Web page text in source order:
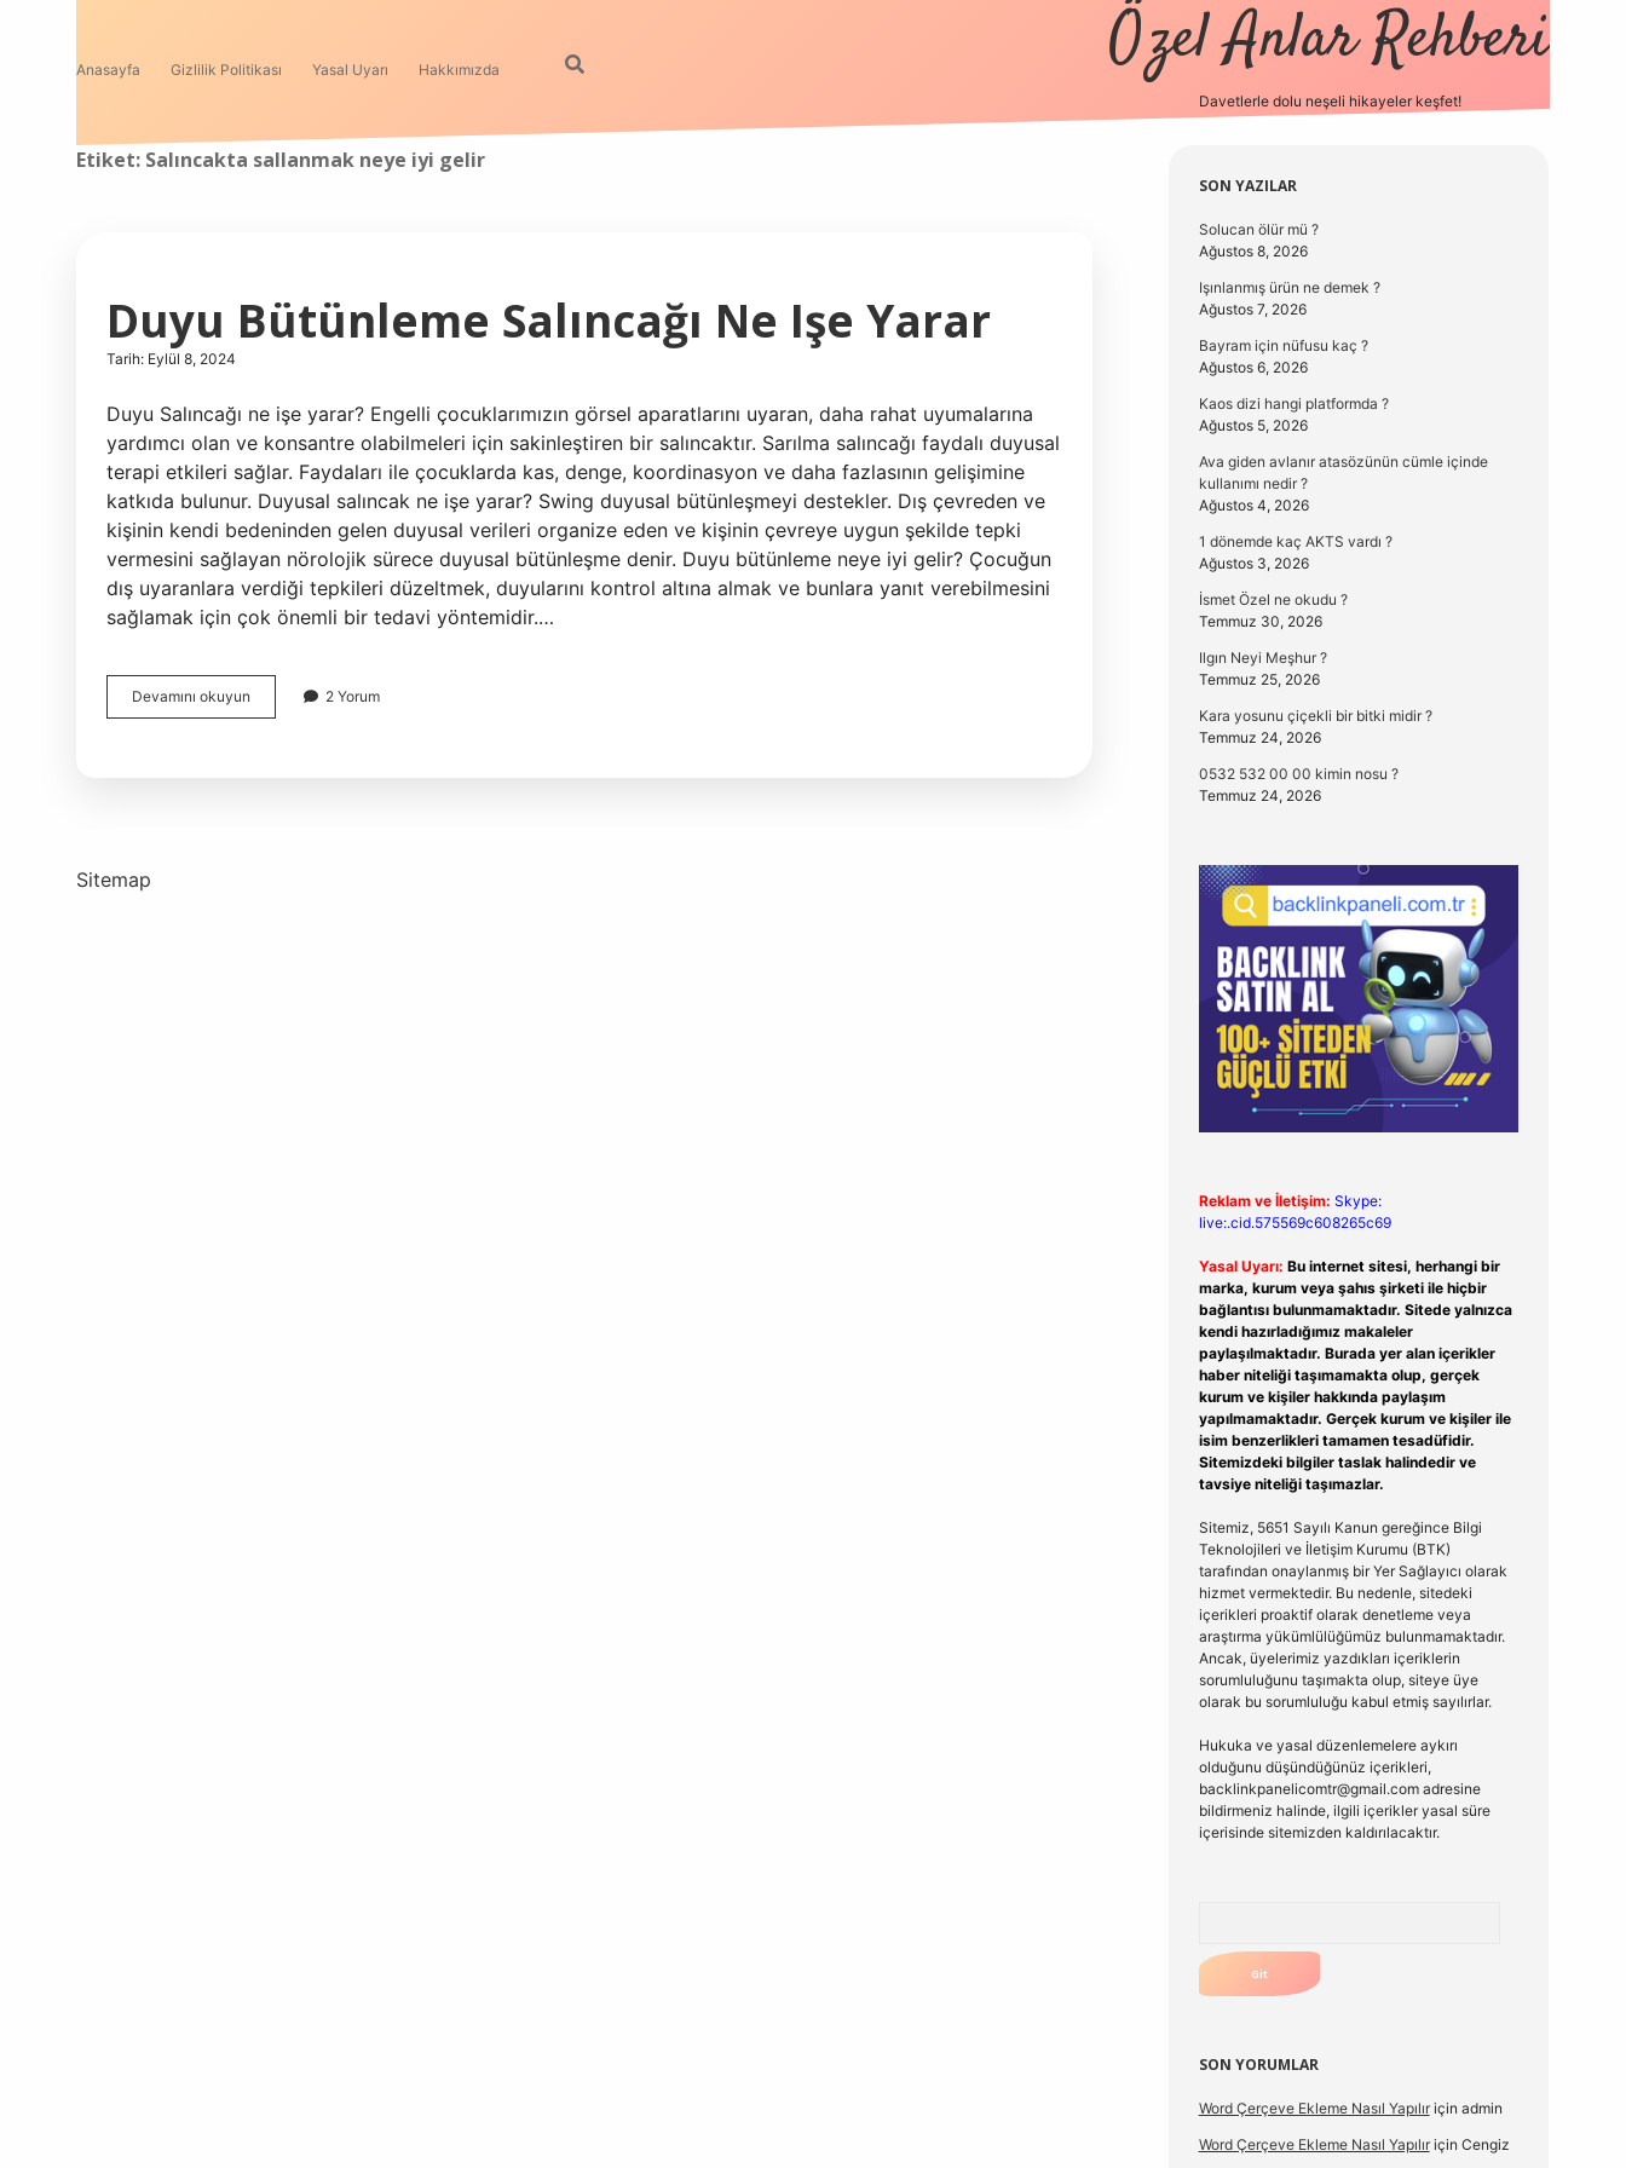
Anasayfa Gizlilik Politikası Yasal Uyarı Hakkımızda Özel Anlar Rehberi
Davetlerle dolu neşeli hikayeler keşfet!
Etiket: Salıncakta sallanmak neye iyi gelir
Duyu Bütünleme Salıncağı Ne Işe Yarar
Tarih: Eylül 8, 2024
Duyu Salıncağı ne işe yarar? Engelli çocuklarımızın görsel aparatlarını uyaran, daha rahat uyumalarına
yardımcı olan ve konsantre olabilmeleri için sakinleştiren bir salıncaktır. Sarılma salıncağı faydalı duyusal
terapi etkileri sağlar. Faydaları ile çocuklarda kas, denge, koordinasyon ve daha fazlasının gelişimine
katkıda bulunur. Duyusal salıncak ne işe yarar? Swing duyusal bütünleşmeyi destekler. Dış çevreden ve
kişinin kendi bedeninden gelen duyusal verileri organize eden ve kişinin çevreye uygun şekilde tepki
vermesini sağlayan nörolojik sürece duyusal bütünleşme denir. Duyu bütünleme neye iyi gelir? Çocuğun
dış uyaranlara verdiği tepkileri düzeltmek, duyularını kontrol altına almak ve bunlara yanıt verebilmesini
sağlamak için çok önemli bir tedavi yöntemidir.…
Devamını okuyun
Bütünleme
2 Yorum
Sitemap
Sidebar
SON YAZILAR
Solucan ölür mü ?
Ağustos 8, 2026
Işınlanmış ürün ne demek ?
Ağustos 7, 2026
Bayram için nüfusu kaç ?
Ağustos 6, 2026
Kaos dizi hangi platformda ?
Ağustos 5, 2026
Ava giden avlanır atasözünün cümle içinde
kullanımı nedir ?
Ağustos 4, 2026
1 dönemde kaç AKTS vardı ?
Ağustos 3, 2026
İsmet Özel ne okudu ?
Temmuz 30, 2026
Ilgın Neyi Meşhur ?
Temmuz 25, 2026
Kara yosunu çiçekli bir bitki midir ?
Temmuz 24, 2026
0532 532 00 00 kimin nosu ?
Temmuz 24, 2026
Reklam ve İletişim: Skype:
live:.cid.575569c608265c69
Yasal Uyarı: Bu internet sitesi, herhangi bir
marka, kurum veya şahıs şirketi ile hiçbir
bağlantısı bulunmamaktadır. Sitede yalnızca
kendi hazırladığımız makaleler
paylaşılmaktadır. Burada yer alan içerikler
haber niteliği taşımamakta olup, gerçek
kurum ve kişiler hakkında paylaşım
yapılmamaktadır. Gerçek kurum ve kişiler ile
isim benzerlikleri tamamen tesadüfidir.
Sitemizdeki bilgiler taslak halindedir ve
tavsiye niteliği taşımazlar.
Sitemiz, 5651 Sayılı Kanun gereğince Bilgi
Teknolojileri ve İletişim Kurumu (BTK)
tarafından onaylanmış bir Yer Sağlayıcı olarak
hizmet vermektedir. Bu nedenle, sitedeki
içerikleri proaktif olarak denetleme veya
araştırma yükümlülüğümüz bulunmamaktadır.
Ancak, üyelerimiz yazdıkları içeriklerin
sorumluluğunu taşımakta olup, siteye üye
olarak bu sorumluluğu kabul etmiş sayılırlar.
Hukuka ve yasal düzenlemelere aykırı
olduğunu düşündüğünüz içerikleri,
backlinkpanelicomtr@gmail.comadresine
bildirmeniz halinde, ilgili içerikler yasal süre
içerisinde sitemizden kaldırılacaktır.
SON YORUMLAR
Word Çerçeve Ekleme Nasıl Yapılıriçin admin
Word Çerçeve Ekleme Nasıl Yapılıriçin Cengiz